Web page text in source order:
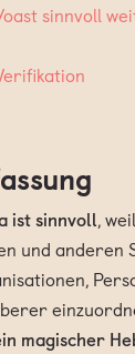
sinnvoll
ist sinnvoll,
und anderen
magischer